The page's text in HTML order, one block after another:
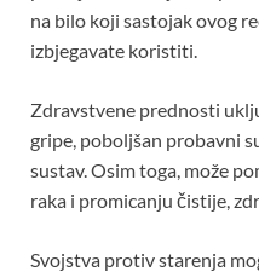
na bilo koji sastojak ovog
izbjegavate koristiti.
Zdravstvene prednosti
gripe, poboljšan probavni
sustav. Osim toga, može
raka i promicanju čistije,
Svojstva protiv starenja